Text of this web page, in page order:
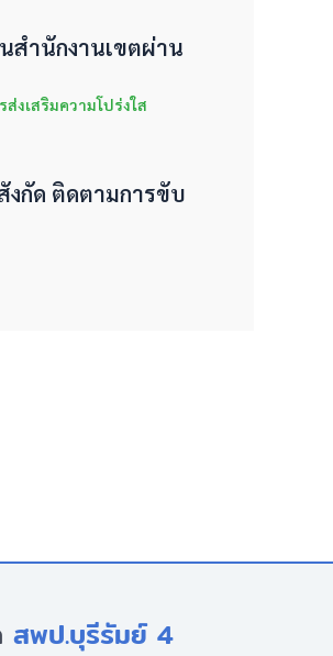
สำนักงานเขตผ่าน
งเสริมความโปร่งใส
งกัด ติดตามการขับ
สพป.บุรีรัมย์ 4